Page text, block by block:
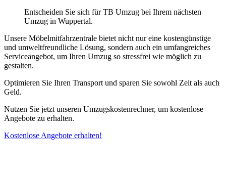
Entscheiden Sie sich für TB Umzug bei Ihrem nächsten
Umzug in Wuppertal.
Unsere Möbelmitfahrzentrale bietet nicht nur eine kostengünstige
und umweltfreundliche Lösung, sondern auch ein umfangreiches
Serviceangebot, um Ihren Umzug so stressfrei wie möglich zu
gestalten.
Optimieren Sie Ihren Transport und sparen Sie sowohl Zeit als auch
Geld.
Nutzen Sie jetzt unseren Umzugskostenrechner, um kostenlose
Angebote zu erhalten.
Kostenlose Angebote erhalten!